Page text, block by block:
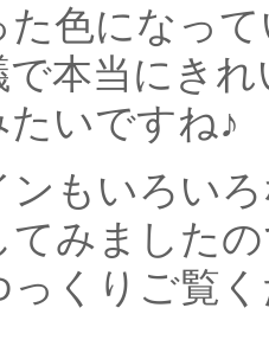
た色になっ
で本当にき
たいですね♪
ンもいろい
てみました
っくりご覧